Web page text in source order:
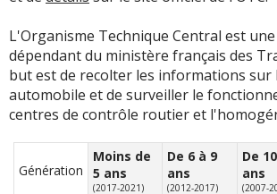
-SAV pas à la hauteur. - 2 révisions et
de courtoisie dispo. - 1 crevaison avant
des 2 pneus, dont 1 est sorti crevé ...
Turbo explosé à 23000 km. Sous
en charge par SAV très pénible.(+)
Turbo HS à 80000km. Problème
L'Organisme Technique Central est
dépendant du ministère français des
but est de recolter les informations sur
automobile et de surveiller le
centres de contrôle routier et
Génération
Moins de
5 ans
(2017-2021)
De 6 à 9
ans
(2012-2017)
De
ans
(2007-